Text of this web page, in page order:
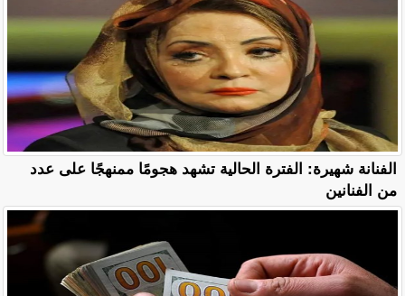
الفنانة شهيرة: الفترة الحالية تشهد هجومًا ممنهجًا على عدد
من الفنانين